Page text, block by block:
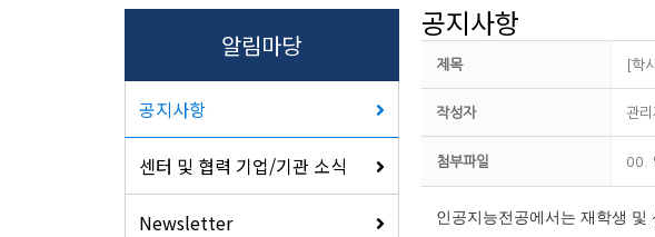
알림마당
공지사항
센터 및 협력 기업/기관 소식
Newsletter
공지사항
제목 [학
작성자 관리
첨부파일 00.
인공지능전공에서는 재학생 및